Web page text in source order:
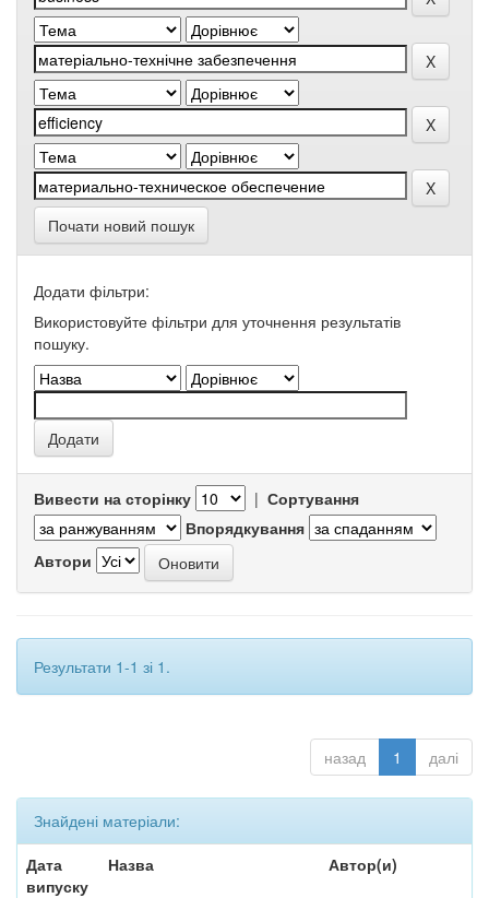
Почати новий пошук
Додати фільтри:
Використовуйте фільтри для уточнення результатів
пошуку.
Вивести на сторінку | Сортування
Впорядкування
Автори
Результати 1-1 зі 1.
назад 1 далі
Знайдені матеріали:
Дата
випуску
Назва Автор(и)